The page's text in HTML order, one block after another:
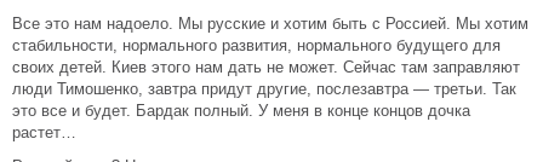
Все это нам надоело. Мы русские и хотим быть с Россией. Мы хотим
стабильности, нормального развития, нормального будущего для
своих детей. Киев этого нам дать не может. Сейчас там заправляют
люди Тимошенко, завтра придут другие, послезавтра — третьи. Так
это все и будет. Бардак полный. У меня в конце концов дочка
растет…